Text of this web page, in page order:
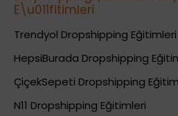
E\u011fitimleri
Trendyol Dropshipping Eğitimleri
HepsiBurada Dropshipping
ÇiçekSepeti Dropshipping
N11 Dropshipping Eğitimleri